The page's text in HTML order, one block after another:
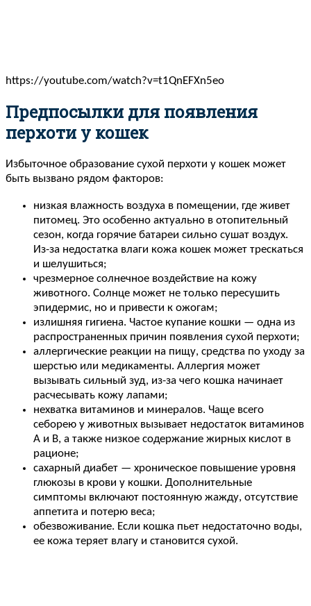
https://youtube.com/watch?v=t1QnEFXn5eo
Предпосылки для появления
перхоти у кошек
Избыточное образование сухой перхоти у кошек может
быть вызвано рядом факторов:
низкая влажность воздуха в помещении, где живет
питомец. Это особенно актуально в отопительный
сезон, когда горячие батареи сильно сушат воздух.
Из-за недостатка влаги кожа кошек может трескаться
и шелушиться;
чрезмерное солнечное воздействие на кожу
животного. Солнце может не только пересушить
эпидермис, но и привести к ожогам;
излишняя гигиена. Частое купание кошки — одна из
распространенных причин появления сухой перхоти;
аллергические реакции на пищу, средства по уходу за
шерстью или медикаменты. Аллергия может
вызывать сильный зуд, из-за чего кошка начинает
расчесывать кожу лапами;
нехватка витаминов и минералов. Чаще всего
себорею у животных вызывает недостаток витаминов
А и В, а также низкое содержание жирных кислот в
рационе;
сахарный диабет — хроническое повышение уровня
глюкозы в крови у кошки. Дополнительные
симптомы включают постоянную жажду, отсутствие
аппетита и потерю веса;
обезвоживание. Если кошка пьет недостаточно воды,
ее кожа теряет влагу и становится сухой.